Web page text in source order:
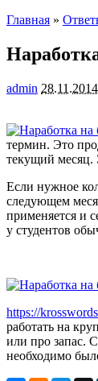
Главная »
admin 28.11.2014
термин. Это
текущий месяц.
Если нужное
следующем
применяется и
у студентов
https://
работать на
или про запас.
необходимо